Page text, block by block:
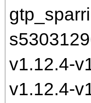
v1.12.4-
v1.12.4-